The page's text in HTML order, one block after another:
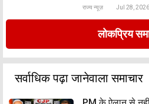
राज्य न्यूज़ Jul 28,
लोकप्रिय
सर्वाधिक पढ़ा जानेवाला समाचार